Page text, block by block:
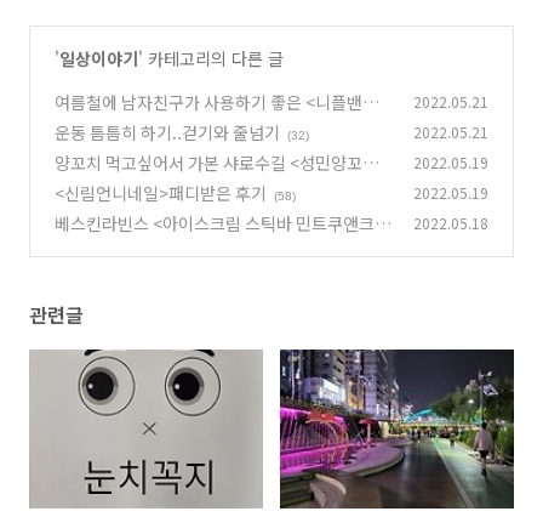
'일상이야기' 카테고리의 다른 글
여름철에 남자친구가 사용하기 좋은 <니플밴드
>'눈치꼭지' 사용후기
(50)
2022.05.21
운동 틈틈히 하기..걷기와 줄넘기 (32) 2022.05.21
양꼬치 먹고싶어서 가본 샤로수길 <성민양꼬치>
(64)
2022.05.19
<신림언니네일>패디받은 후기 (58) 2022.05.19
베스킨라빈스 <아이스크림 스틱바 민트쿠앤크>
2022.05.18
관련글